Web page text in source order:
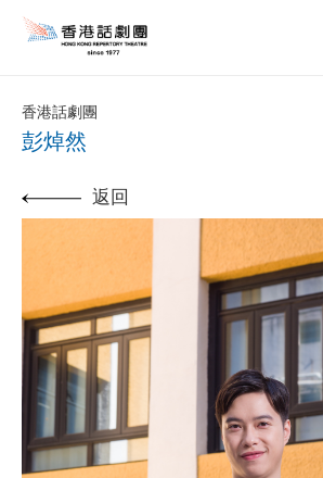
香港話劇團
彭焯然
返回